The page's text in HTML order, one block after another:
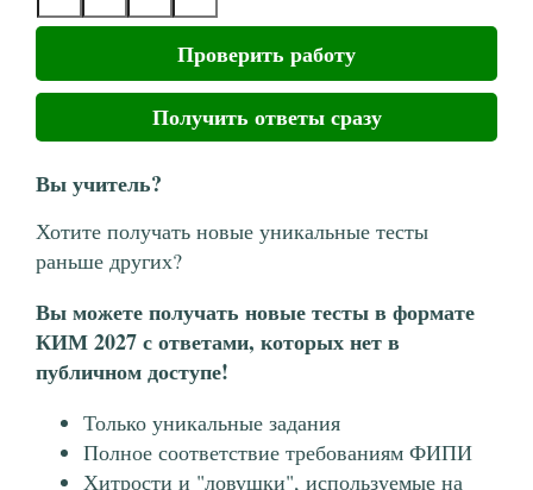
Проверить работу
Получить ответы сразу
Вы учитель?
Хотите получать новые уникальные тесты
раньше других?
Вы можете получать новые тесты в формате
КИМ 2027 с ответами, которых нет в
публичном доступе!
Только уникальные задания
Полное соответствие требованиям ФИПИ
Хитрости и "ловушки", используемые на